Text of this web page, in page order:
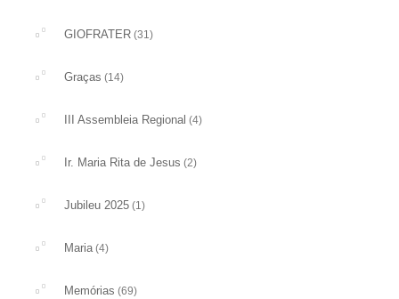
GIOFRATER (31)
Graças (14)
III Assembleia Regional (4)
Ir. Maria Rita de Jesus (2)
Jubileu 2025 (1)
Maria(4)
Memórias (69)